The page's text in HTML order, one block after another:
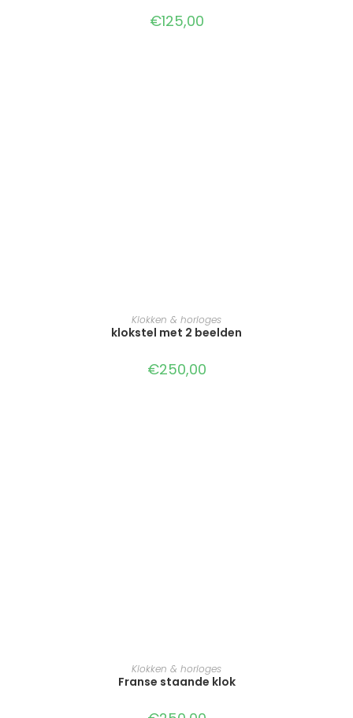
€125,00
TOEVOEGEN AAN WINKELWAGEN
Klokken & horloges
klokstel met 2 beelden
€250,00
TOEVOEGEN AAN WINKELWAGEN
Klokken & horloges
Franse staande klok